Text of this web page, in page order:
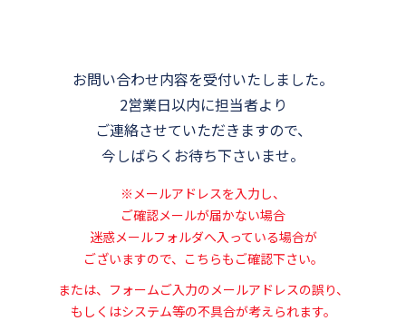
お問い合わせ内容を受付いたしました。
2営業日以内に担当者より
ご連絡させていただきますので、
今しばらくお待ち下さいませ。
※メールアドレスを入力し、
ご確認メールが届かない場合
迷惑メールフォルダへ入っている場合が
ございますので、こちらもご確認下さい。
または、フォームご入力のメールアドレスの誤り、
もしくはシステム等の不具合が考えられます。